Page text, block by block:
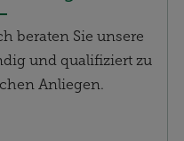
beraten Sie unsere
und qualifiziert zu
Anliegen.